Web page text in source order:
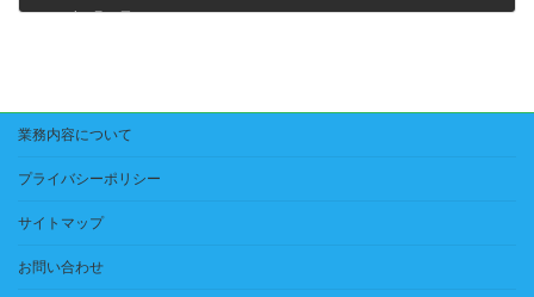
2024年3月25日
業務内容について
プライバシーポリシー
サイトマップ
お問い合わせ